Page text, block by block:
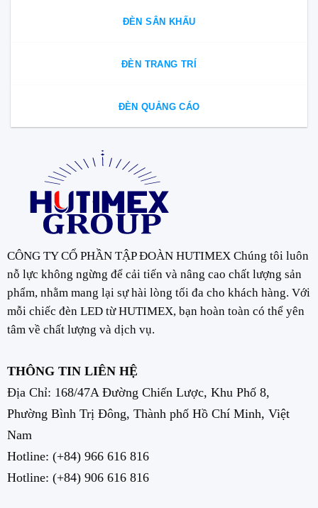
ĐÈN SÂN KHẤU
ĐÈN TRANG TRÍ
ĐÈN QUẢNG CÁO
CÔNG TY CỔ PHẦN TẬP ĐOÀN HUTIMEX Chúng tôi luôn
nỗ lực không ngừng để cải tiến và nâng cao chất lượng sản
phẩm, nhằm mang lại sự hài lòng tối đa cho khách hàng. Với
mỗi chiếc đèn LED từ HUTIMEX, bạn hoàn toàn có thể yên
tâm về chất lượng và dịch vụ.
THÔNG TIN LIÊN HỆ
Địa Chỉ: 168/47A Đường Chiến Lược, Khu Phố 8,
Phường Bình Trị Đông, Thành phố Hồ Chí Minh, Việt
Nam
Hotline: (+84) 966 616 816
Hotline: (+84) 906 616 816